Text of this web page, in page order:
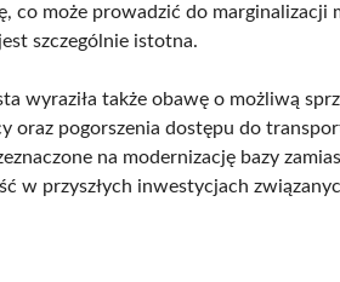
co może prowadzić do marginalizacji
szczególnie istotna.
wyraziła także obawę o możliwą
oraz pogorszenia dostępu do
na modernizację bazy
w przyszłych inwestycjach